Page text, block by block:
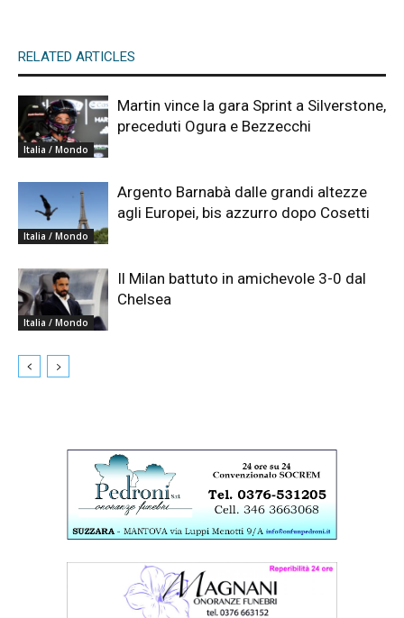
RELATED ARTICLES
Italia / Mondo
Martin vince la gara Sprint a Silverstone,
preceduti Ogura e Bezzecchi
Italia / Mondo
Argento Barnabà dalle grandi altezze
agli Europei, bis azzurro dopo Cosetti
Italia / Mondo
Il Milan battuto in amichevole 3-0 dal
Chelsea